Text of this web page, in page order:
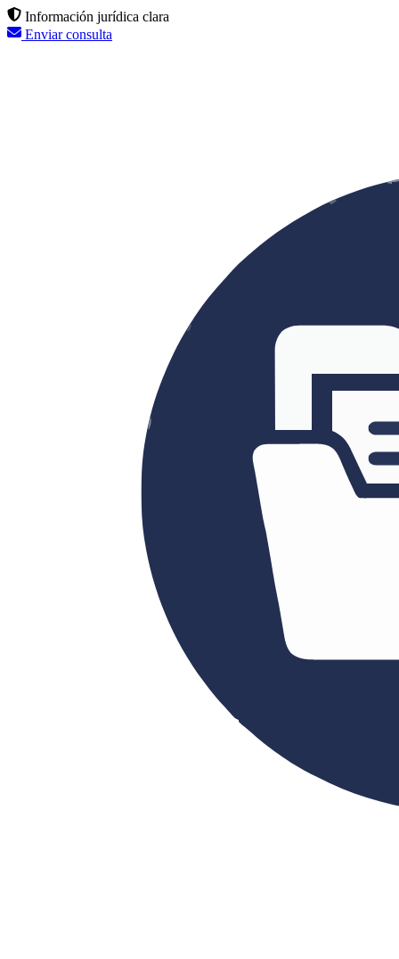
Información jurídica clara
Enviar consulta